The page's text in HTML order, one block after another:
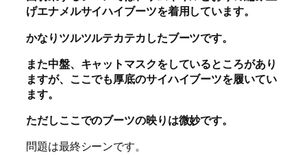
げエナメルサイハイブーツを着用しています。
かなりツルツルテカテカしたブーツです。
また中盤、キャットマスクをしているところがあり
ますが、ここでも厚底のサイハイブーツを履いてい
ます。
ただしここでのブーツの映りは微妙です。
問題は最終シーンです。